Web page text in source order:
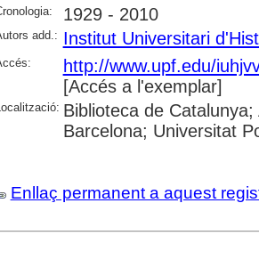
1929 - 2010
add.: Institut Universitari
http://www.upf.edu/
[Accés a l'exemplar]
Biblioteca de
Barcelona; Universitat
Enllaç permanent a aquest